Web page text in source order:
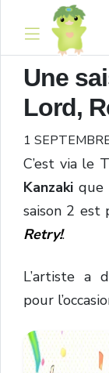
Une
Lord,
1
C’est via le
Kanzaki que
saison 2 est
Retry!.
L’artiste a
pour